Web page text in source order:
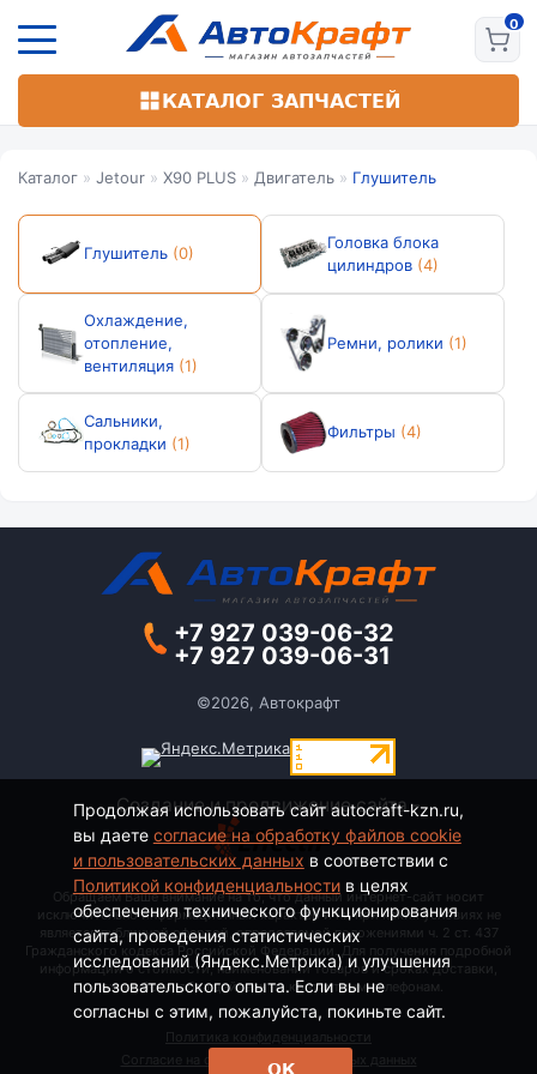
основному
КАТАЛОГ ЗАПЧАСТЕЙ
Каталог » Jetour » X90 PLUS » Двигатель » Глушитель
Глушитель (0)
Головка блока
цилиндров (4)
Охлаждение,
отопление,
вентиляция (1)
Ремни, ролики (1)
Сальники,
прокладки (1)
Фильтры (4)
+7 927 039-06-32
+7 927 039-06-31
©2026, Автокрафт
Создание и продвижение сайта -
Обращаем Ваше внимание на то, что данный интернет-сайт носит
исключительно информационный характер и ни при каких условиях не
является публичной офертой, определяемой положениями ч. 2 ст. 437
Гражданского кодекса Российской Федерации. Для получения подробной
информации о стоимости, наименовании товаров и сроках доставки,
пожалуйста, обращайтесь по контактным телефонам.
Политика конфиденциальности
Согласие на обработку персональных данных
Продолжая использовать сайт autocraft-kzn.ru,
вы даете согласие на обработку файлов cookie
и пользовательских данных в соответствии с
Политикой конфиденциальностив целях
обеспечения технического функционирования
сайта, проведения статистических
исследований (Яндекс.Метрика) и улучшения
пользовательского опыта. Если вы не
согласны с этим, пожалуйста, покиньте сайт.
ОК